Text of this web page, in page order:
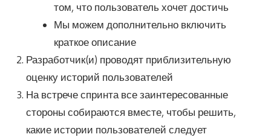
том, что пользователь хочет достичь
Мы можем дополнительно включить
краткое описание
Разработчик(и) проводят приблизительную
оценку историй пользователей
На встрече спринта все заинтересованные
стороны собираются вместе, чтобы решить,
какие истории пользователей следует